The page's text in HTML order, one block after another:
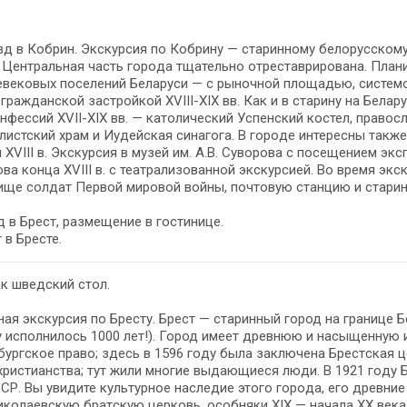
в Ко­брин. Экскурсия по Кобрину — ста­рин­но­му
Центральная часть го­ро­да тща­тель­но от­ре­ста­ври­ро­ва­на.
по­се­ле­ний Бе­ла­ру­си — с ры­ноч­ной пло­ща­дью,
за­строй­кой XVIII-XIX вв. Как и в ста­ри­ну на
XVII-XIX вв. — ка­то­ли­че­ский Успен­ский ко­стел,
храм и Иудейская си­на­го­га. В го­ро­де ин­те­рес­ны
XVIII в. Экс­кур­сия в му­зей им. А.В. Су­во­ро­ва с по­се­ще­ни­ем
кон­ца XVIII в. с театрализованной экскурсией. Во вре­мя
сол­дат Первой ми­ро­вой вой­ны, поч­то­вую стан­цию и
в Брест, раз­ме­ще­ние в го­сти­ни­це.
в Бре­сте.
швед­ский стол.
экскурсия по Бре­сту. Брест — ста­рин­ный го­род на
ис­пол­ни­лось 1000 лет!). Город име­ет древ­нюю и на­сы­щен­ную
пра­во; здесь в 1596 го­ду бы­ла за­клю­че­на
тут жи­ли мно­гие вы­да­ю­щи­е­ся лю­ди. В 1921
Вы уви­ди­те куль­тур­ное на­сле­дие это­го го­ро­да, его